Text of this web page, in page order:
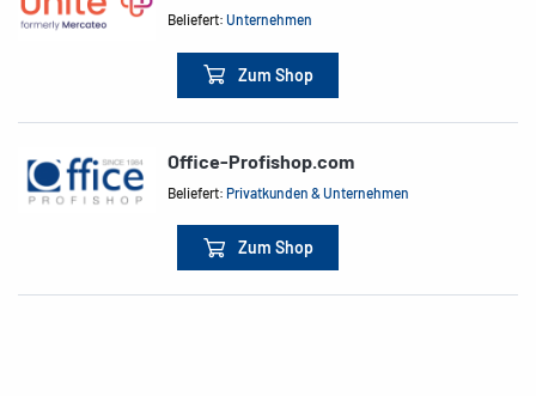
Beliefert:Unternehmen
Zum Shop
Office-Profishop.com
Beliefert:Privatkunden & Unternehmen
Zum Shop